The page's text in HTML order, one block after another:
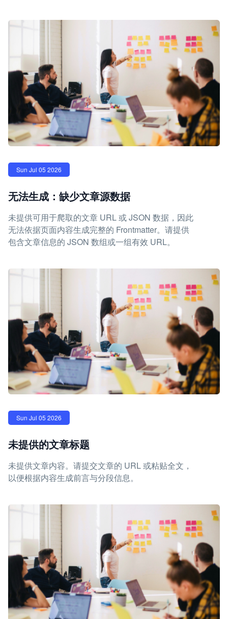
Sun Jul 05 2026
无法生成：缺少文章源数据
未提供可用于爬取的文章 URL 或 JSON 数据，因此
无法依据页面内容生成完整的 Frontmatter。请提供
包含文章信息的 JSON 数组或一组有效 URL。
Sun Jul 05 2026
未提供的文章标题
未提供文章内容。请提交文章的 URL 或粘贴全文，
以便根据内容生成前言与分段信息。